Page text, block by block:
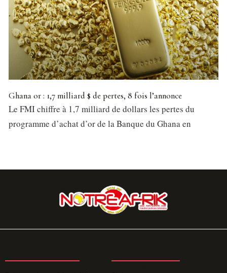
Ghana or : 1,7 milliard $ de pertes, 8 fois l’annonce
Le FMI chiffre à 1,7 milliard de dollars les pertes du
programme d’achat d’or de la Banque du Ghana en